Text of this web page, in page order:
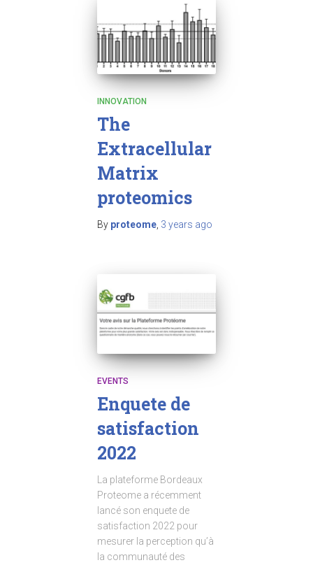
INNOVATION
The
Extracellular
Matrix
proteomics
By proteome, 3 years ago
EVENTS
Enquete de
satisfaction
2022
La plateforme Bordeaux
Proteome a récemment
lancé son enquete de
satisfaction 2022 pour
mesurer la perception qu’à
la communauté des